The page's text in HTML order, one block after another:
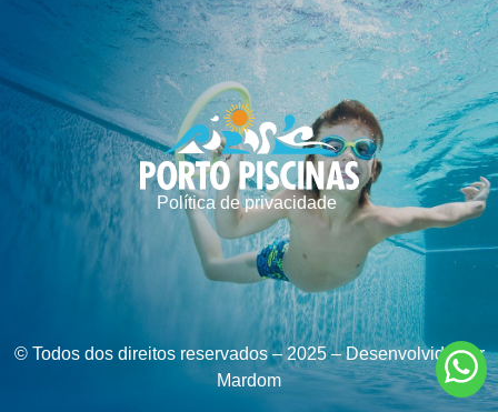
Política de privacidade
© Todos dos direitos reservados – 2025 – Desenvolvido por
Mardom